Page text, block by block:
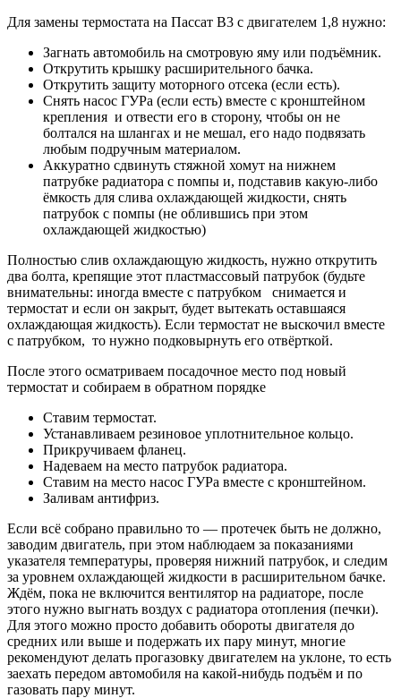
Для замены термостата на Пассат B3 с двигателем 1,8 нужно:
Загнать автомобиль на смотровую яму или подъёмник.
Открутить крышку расширительного бачка.
Открутить защиту моторного отсека (если есть).
Снять насос ГУРа (если есть) вместе с кронштейном
крепления и отвести его в сторону, чтобы он не
болтался на шлангах и не мешал, его надо подвязать
любым подручным материалом.
Аккуратно сдвинуть стяжной хомут на нижнем
патрубке радиатора с помпы и, подставив какую-либо
ёмкость для слива охлаждающей жидкости, снять
патрубок с помпы (не облившись при этом
охлаждающей жидкостью)
Полностью слив охлаждающую жидкость, нужно открутить
два болта, крепящие этот пластмассовый патрубок (будьте
внимательны: иногда вместе с патрубком снимается и
термостат и если он закрыт, будет вытекать оставшаяся
охлаждающая жидкость). Если термостат не выскочил вместе
с патрубком, то нужно подковырнуть его отвёрткой.
После этого осматриваем посадочное место под новый
термостат и собираем в обратном порядке
Ставим термостат.
Устанавливаем резиновое уплотнительное кольцо.
Прикручиваем фланец.
Надеваем на место патрубок радиатора.
Ставим на место насос ГУРа вместе с кронштейном.
Заливам антифриз.
Если всё собрано правильно то — протечек быть не должно,
заводим двигатель, при этом наблюдаем за показаниями
указателя температуры, проверяя нижний патрубок, и следим
за уровнем охлаждающей жидкости в расширительном бачке.
Ждём, пока не включится вентилятор на радиаторе, после
этого нужно выгнать воздух с радиатора отопления (печки).
Для этого можно просто добавить обороты двигателя до
средних или выше и подержать их пару минут, многие
рекомендуют делать прогазовку двигателем на уклоне, то есть
заехать передом автомобиля на какой-нибудь подъём и по
газовать пару минут.